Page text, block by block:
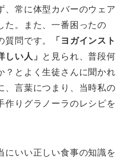
、常に体型カバーのウェア
た。また、一番困ったの
問です。
「ヨガインスト
い人」 と見られ、普段何
？とよく生徒さんに聞かれ
、言葉につまり、当時私の
作りグラノーラのレシピを
にいい正しい食事の知識を